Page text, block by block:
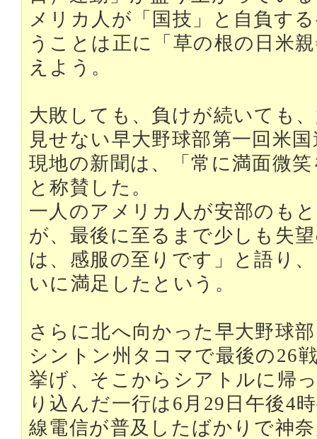
メリカ人が「国技」と自負す
うことは正に「草の根の日米
えよう。
大敗しても、負けが続いても
見せない早大野球部第一回米
現地の新聞は、「常に満面微
と称賛した。
一人のアメリカ人が安部のも
が、最後に至るまで少しも失
は、感服の至りです」と語り
いに満足したという。
さらに北へ向かった早大野球
シントン州タコマで最後の26
挙げ、そこからシアトルに帰
り込んだ一行は6月29日午後4
線電信が普及したばかりで神